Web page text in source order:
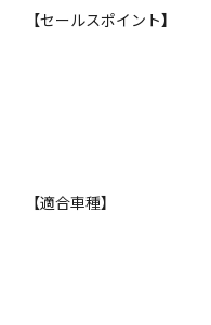
【セールスポイント】
【適合車種】